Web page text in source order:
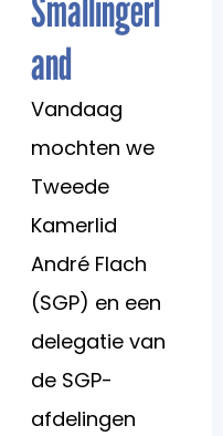
and
Vandaag
mochten we
Tweede
Kamerlid
André Flach
(SGP) en een
delegatie van
de SGP-
afdelingen